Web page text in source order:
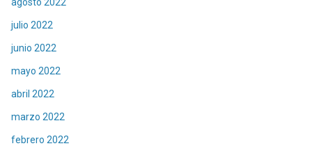
julio 2022
junio 2022
mayo 2022
abril 2022
marzo 2022
febrero 2022